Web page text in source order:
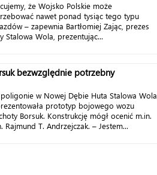
że Wojsko Polskie może
nawet ponad tysiąc tego typu
– zapewnia Bartłomiej Zając, prezes
Stalowa Wola, prezentując...
bezwzględnie potrzebny
w Nowej Dębie Huta Stalowa Wola
prototyp bojowego wozu
Borsuk. Konstrukcję mógł ocenić m.in.
Rajmund T. Andrzejczak. – Jestem...